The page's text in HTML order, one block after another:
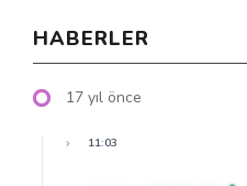
HABERLER
17 yıl önce
11:03